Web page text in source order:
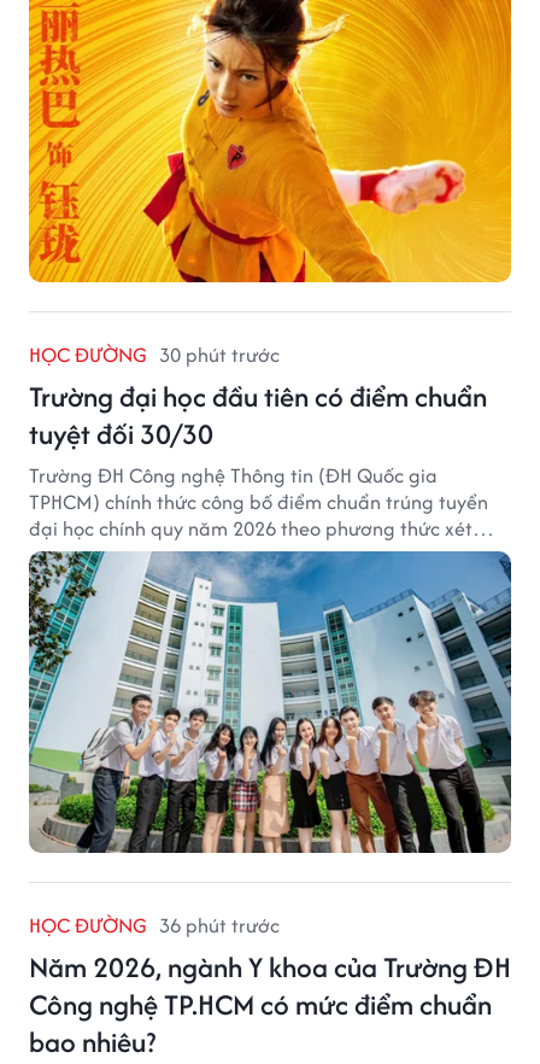
HỌC ĐƯỜNG 30 phút trước
Trường đại học đầu tiên có điểm chuẩn
tuyệt đối 30/30
Trường ĐH Công nghệ Thông tin (ĐH Quốc gia
TPHCM) chính thức công bố điểm chuẩn trúng tuyển
đại học chính quy năm 2026 theo phương thức xét
tuyển tổng hợp.
HỌC ĐƯỜNG 36 phút trước
Năm 2026, ngành Y khoa của Trường ĐH
Công nghệ TP.HCM có mức điểm chuẩn
bao nhiêu?